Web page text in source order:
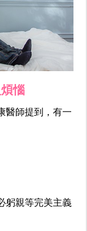
惱
醫師提到，有一
躬親等完美主義